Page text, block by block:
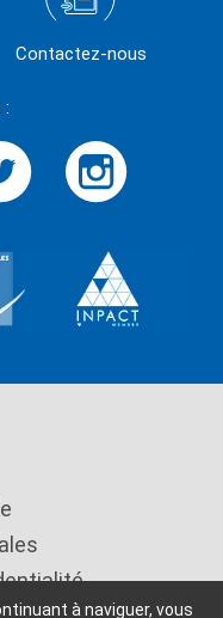
à naviguer, vous
:
Contactez-nous